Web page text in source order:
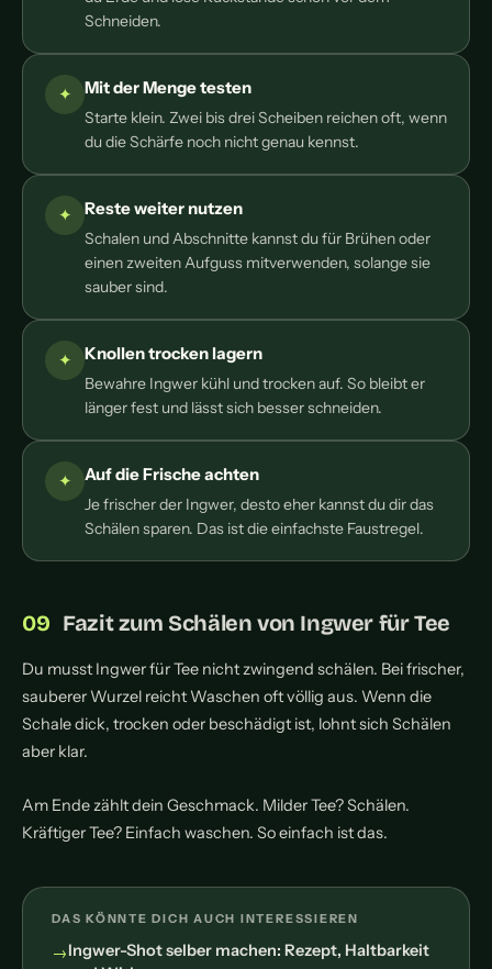
Schneiden.
Mit der Menge testen
Starte klein. Zwei bis drei Scheiben reichen oft, wenn
du die Schärfe noch nicht genau kennst.
Reste weiter nutzen
Schalen und Abschnitte kannst du für Brühen oder
einen zweiten Aufguss mitverwenden, solange sie
sauber sind.
Knollen trocken lagern
Bewahre Ingwer kühl und trocken auf. So bleibt er
länger fest und lässt sich besser schneiden.
Auf die Frische achten
Je frischer der Ingwer, desto eher kannst du dir das
Schälen sparen. Das ist die einfachste Faustregel.
Fazit zum Schälen von Ingwer für Tee
Du musst Ingwer für Tee nicht zwingend schälen. Bei frischer,
sauberer Wurzel reicht Waschen oft völlig aus. Wenn die
Schale dick, trocken oder beschädigt ist, lohnt sich Schälen
aber klar.
Am Ende zählt dein Geschmack. Milder Tee? Schälen.
Kräftiger Tee? Einfach waschen. So einfach ist das.
DAS KÖNNTE DICH AUCH INTERESSIEREN
Ingwer-Shot selber machen: Rezept, Haltbarkeit